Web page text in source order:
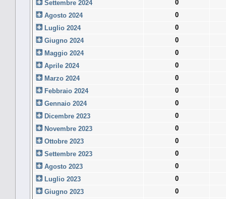
Settembre 2024
0
Agosto 2024
0
Luglio 2024
0
Giugno 2024
0
Maggio 2024
0
Aprile 2024
0
Marzo 2024
0
Febbraio 2024
0
Gennaio 2024
0
Dicembre 2023
0
Novembre 2023
0
Ottobre 2023
0
Settembre 2023
0
Agosto 2023
0
Luglio 2023
0
Giugno 2023
0